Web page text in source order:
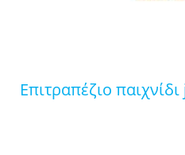
επιτραπέζιο